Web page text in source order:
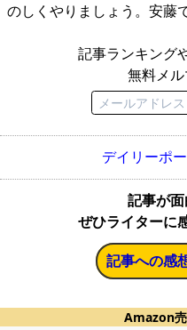
のしくやりましょう。安藤
記事ランキング
無料メ
デイリーポ
記事が面
ぜひライターに
記事への感
Amazon